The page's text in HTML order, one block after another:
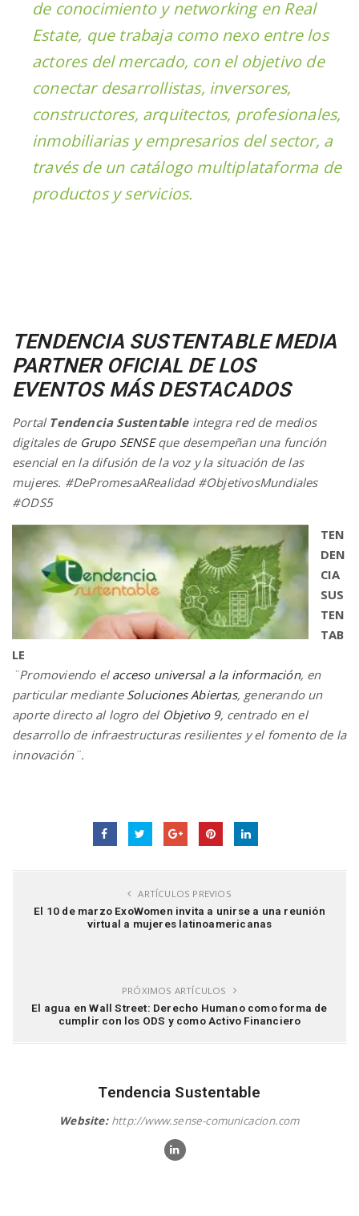
de conocimiento y networking en Real
Estate, que trabaja como nexo entre los
actores del mercado, con el objetivo de
conectar desarrollistas, inversores,
constructores, arquitectos, profesionales,
inmobiliarias y empresarios del sector, a
través de un catálogo multiplataforma de
productos y servicios.
TENDENCIA SUSTENTABLE MEDIA
PARTNER OFICIAL DE LOS
EVENTOS MÁS DESTACADOS
Portal Tendencia Sustentableintegra red de medios
digitales de Grupo SENSEque desempeñan una función
esencial en la difusión de la voz y la situación de las
mujeres. #DePromesaARealidad #ObjetivosMundiales
#ODS5
TEN
DEN
CIA
SUS
TEN
TAB
LE
¨Promoviendo el acceso universal a la información, en
particular mediante Soluciones Abiertas, generando un
aporte directo al logro del Objetivo 9, centrado en el
desarrollo de infraestructuras resilientes y el fomento de la
innovación¨.
ARTÍCULOS PREVIOS
El 10 de marzo ExoWomen invita a unirse a una reunión
virtual a mujeres latinoamericanas
PRÓXIMOS ARTÍCULOS
El agua en Wall Street: Derecho Humano como forma de
cumplir con los ODS y como Activo Financiero
Tendencia Sustentable
Website: http://www.sense-comunicacion.com